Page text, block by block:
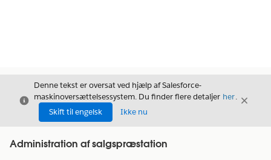
Luk
Denne tekst er oversat ved hjælp af Salesforce-
maskinoversættelsessystem. Du finder flere detaljer her.
Skift til engelsk
Ikke nu
Luk
Administration af salgspræstation